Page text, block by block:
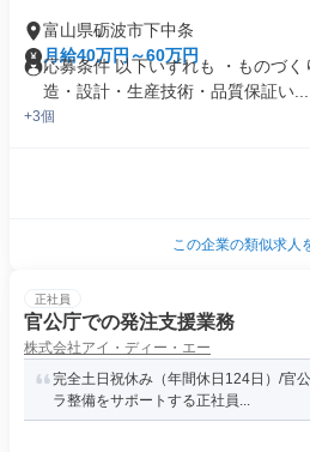
富山県砺波市下中条
月給40万円～60万円
応募条件 以下いずれも ・ものづ
造・設計・生産技術・品質保証い...
+3個
この企業の類似求人
正社員
官公庁での発注支援業務
株式会社アイ・ディー・エー
完全土日祝休み（年間休日124日）/官
ラ整備をサポートする正社員...